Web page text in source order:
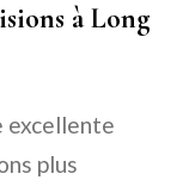
à Long
excellente
plus